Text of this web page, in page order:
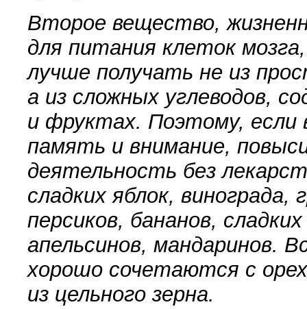
Второе вещество,
для питания клеток
лучше получать не из
а из сложных углеводов,
и фруктах. Поэтому,
память и внимание,
деятельность без
сладких яблок, винограда,
персиков, бананов,
апельсинов, мандаринов.
хорошо сочетаются с
из цельного зерна.